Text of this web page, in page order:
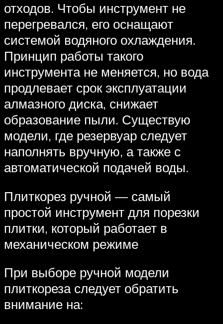
отходов. Чтобы инструмент не
перегревался, его оснащают
системой водяного охлаждения.
Принцип работы такого
инструмента не меняется, но вода
продлевает срок эксплуатации
алмазного диска, снижает
образование пыли. Существую
модели, где резервуар следует
наполнять вручную, а также с
автоматической подачей воды.
Плиткорез ручной — самый
простой инструмент для порезки
плитки, который работает в
механическом режиме
При выборе ручной модели
плиткореза следует обратить
внимание на: